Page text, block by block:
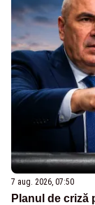
7 aug. 2026, 07:50
Planul de criză